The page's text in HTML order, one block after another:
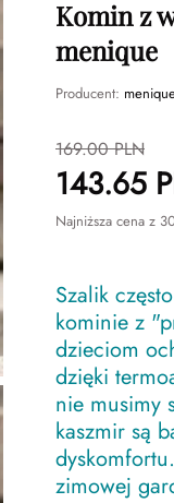
Komin z
menique
Producent:
169.00PLN
143.65
Najniższa cena z
Szalik
kominie z
dzieciom
dzięki
nie musimy
kaszmir są
zimowej